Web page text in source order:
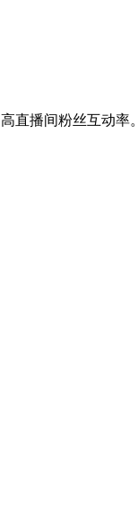
直播间粉丝互动率。